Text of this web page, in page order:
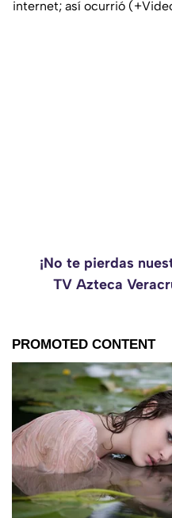
internet; así ocurrió
¡No te pierdas
TV Azteca